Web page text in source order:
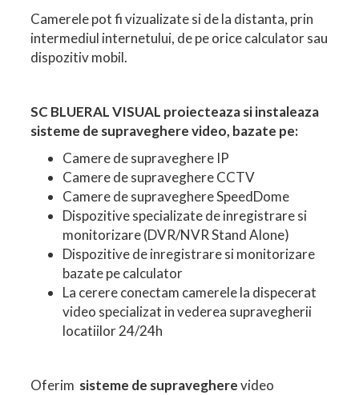
Camerele pot fi vizualizate si de la distanta, prin
intermediul internetului, de pe orice calculator sau
dispozitiv mobil.
SC BLUERAL VISUAL proiecteaza si instaleaza
sisteme de supraveghere video, bazate pe:
Camere de supraveghere IP
Camere de supraveghere CCTV
Camere de supraveghere SpeedDome
Dispozitive specializate de inregistrare si
monitorizare (DVR/NVR Stand Alone)
Dispozitive de inregistrare si monitorizare
bazate pe calculator
La cerere conectam camerele la dispecerat
video specializat in vederea supravegherii
locatiilor 24/24h
Oferim sisteme de supravegherevideo